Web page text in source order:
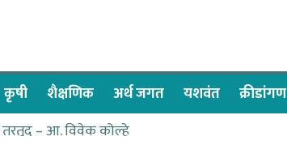
कृषी शैक्षणिक अर्थ जगत यशवंत क्रीडांगण
तरतूद – आ. विवेक कोल्हे